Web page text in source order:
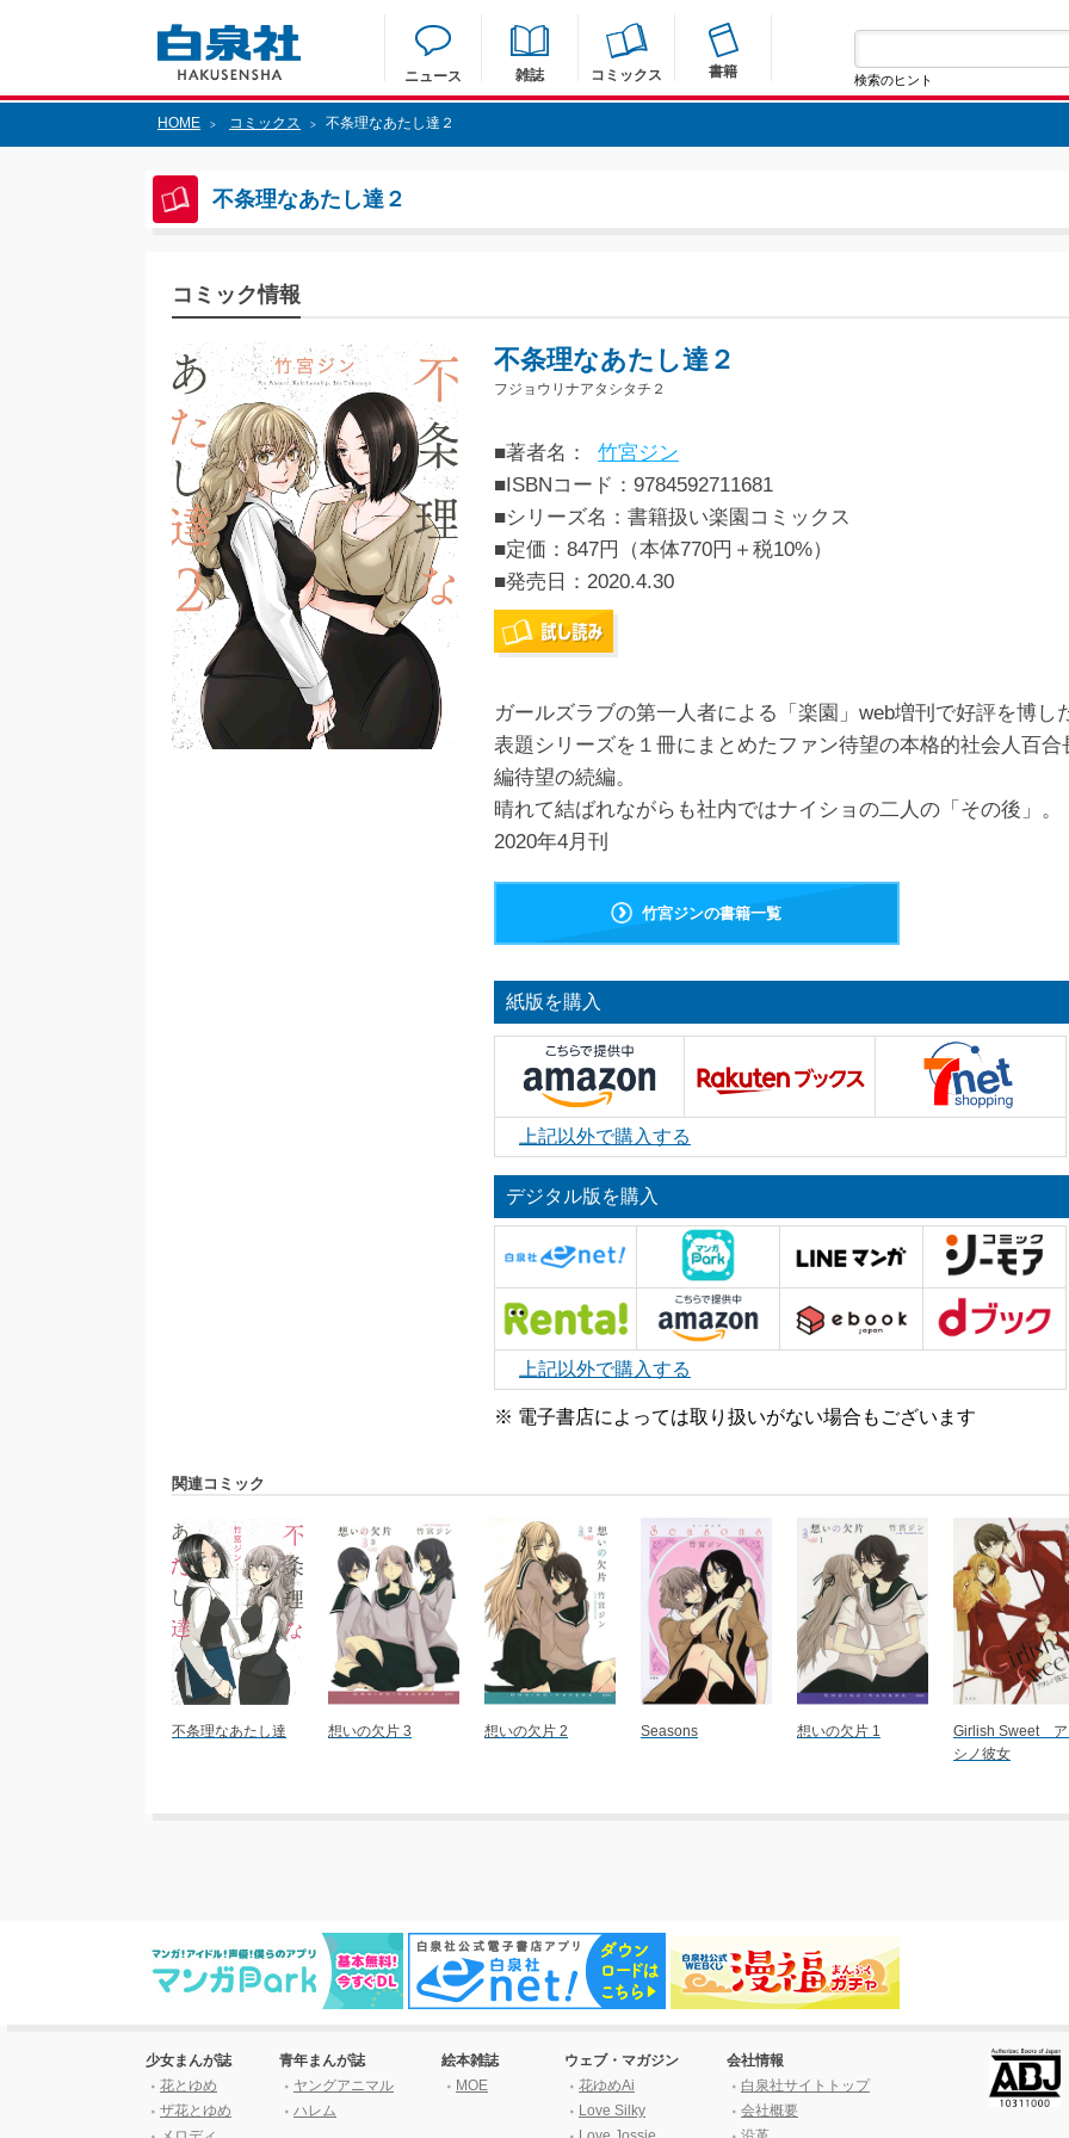
ニュース 雑誌 コミックス 書籍 検索のヒント
HOME > コミックス > 不条理なあたし達２
不条理なあたし達２
コミック情報
不条理なあたし達２
フジョウリナアタシタチ２
■著者名：
竹宮ジン
■ISBNコード：9784592711681
■シリーズ名：書籍扱い楽園コミックス
■定価：847円（本体770円＋税10%）
■発売日： 2020.4.30
ガールズラブの第一人者による「楽園」web増刊で好評を博し
表題シリーズを１冊にまとめたファン待望の本格的社会人百合
編待望の続編。
晴れて結ばれながらも社内ではナイショの二人の「その後」。
2020年4月刊
竹宮ジンの書籍一覧
紙版を購入
上記以外で購入する
デジタル版を購入
上記以外で購入する
※ 電子書店によっては取り扱いがない場合もございます
関連コミック
不条理なあたし達 想いの欠片 3 想いの欠片 2 Seasons 想いの欠片 1
Girlish Sweet ア
シノ彼女
少女まんが誌
花とゆめ
ザ花とゆめ
青年まんが誌
ヤングアニマル
ハレム
絵本雑誌
MOE
ウェブ・マガジン
花ゆめAi
Love Silky
会社情報
白泉社サイトトップ
会社概要